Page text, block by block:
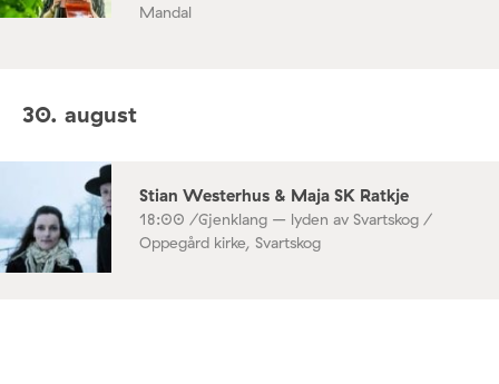
Mandal
30. august
Stian Westerhus & Maja SK Ratkje
18:00 /Gjenklang – lyden av Svartskog /
Oppegård kirke, Svartskog